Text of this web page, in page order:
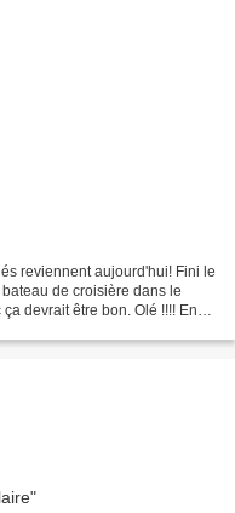
reviennent aujourd'hui! Fini le
de croisière dans le
devrait être bon. Olé !!!! En